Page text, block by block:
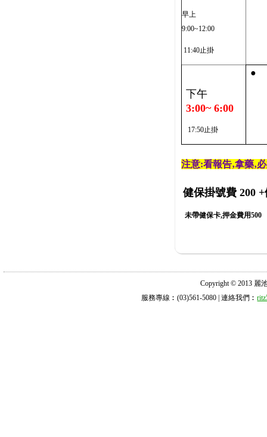
早上
9:00~12:00
11:40止掛
下午
3:00~ 6:00
17:50止掛
●
注意:看報告‚拿藥‚
健保掛號費 200 +
未帶健保卡,押金費用500
Copyright © 2013 麗
服務專線︰(03)561-5080 | 連絡我們︰